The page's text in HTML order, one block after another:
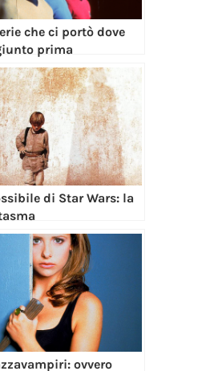
che ci portò dove
prima
di Star Wars: la
ovvero